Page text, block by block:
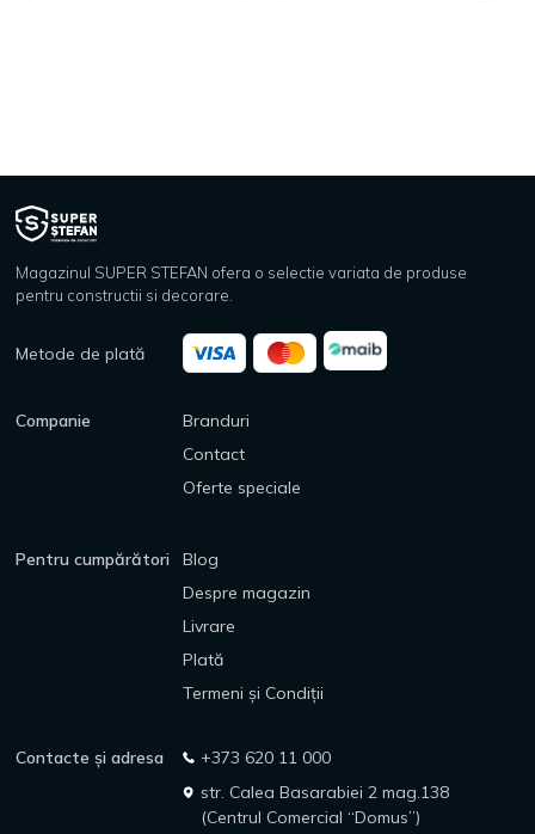
Magazinul SUPER STEFAN ofera o selectie variata de produse
pentru constructii si decorare.
Metode de plată
Companie
Branduri
Contact
Oferte speciale
Pentru cumpărători
Blog
Despre magazin
Livrare
Plată
Termeni și Condiții
Contacte și adresa
+373 620 11 000
str. Calea Basarabiei 2 mag.138
(Centrul Comercial “Domus”)